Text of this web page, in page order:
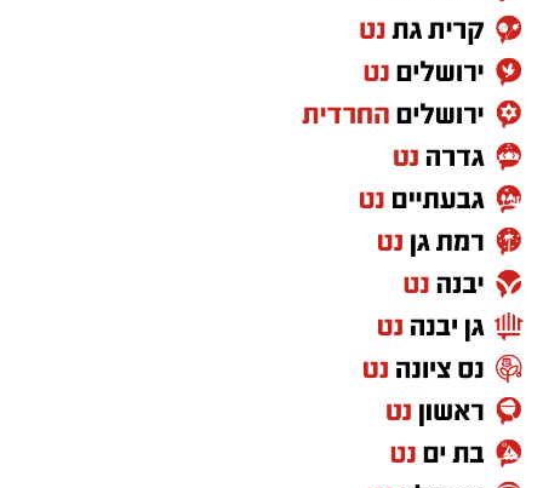
אני מסתכלת סביבי ורואה מציאות שמעלה אצלי
יותר סימני שאלה מתשובות.
אני רואה מחאות המוניות נגד גיוס בני ישיבות,
שומעת אמירות של רבנים ואישי ציבור שמעוררות
סערה ומעמיקות את הקרע, ורואה את השיח
הציבורי הופך מקוטב יותר ויותר.
במקביל, כמעט מדי יום מתפרסמת הודעה נוספת
על לוחם שנהרג או נפצע, על משפחה שנכנסת
למעגל השכול ועל צעירים שעוזבים את הבית כדי
להגן על כולנו.
ואז אני שואלת את עצמי שאלה פשוטה.
האם כולנו באמת נושאים באותה אחריות